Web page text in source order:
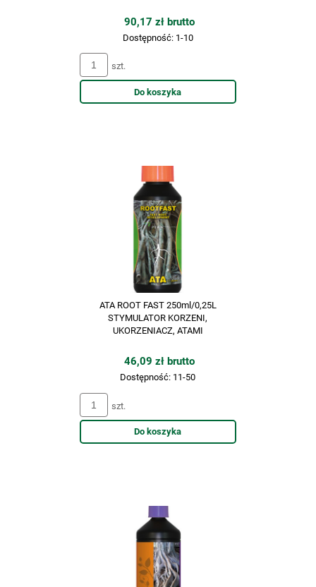
90,17 zł brutto
Dostępność: 1-10
szt.
Do koszyka
ATA ROOT FAST 250ml/0,25L
STYMULATOR KORZENI,
UKORZENIACZ, ATAMI
46,09 zł brutto
Dostępność: 11-50
szt.
Do koszyka